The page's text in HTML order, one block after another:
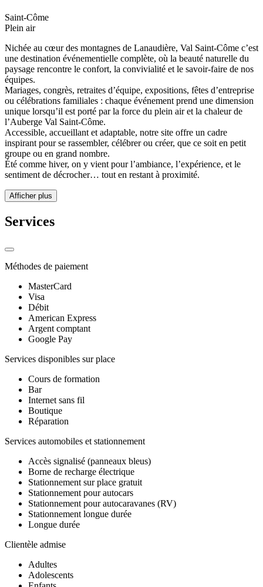
Saint-Côme
Plein air
Nichée au cœur des montagnes de Lanaudière, Val Saint-Côme c’est
une destination événementielle complète, où la beauté naturelle du
paysage rencontre le confort, la convivialité et le savoir-faire de nos
équipes.
Mariages, congrès, retraites d’équipe, expositions, fêtes d’entreprise
ou célébrations familiales : chaque événement prend une dimension
unique lorsqu’il est porté par la force du plein air et la chaleur de
l’Auberge Val Saint-Côme.
Accessible, accueillant et adaptable, notre site offre un cadre
inspirant pour se rassembler, célébrer ou créer, que ce soit en petit
groupe ou en grand nombre.
Été comme hiver, on y vient pour l’ambiance, l’expérience, et le
sentiment de décrocher… tout en restant à proximité.
Afficher plus
Services
Méthodes de paiement
MasterCard
Visa
Débit
American Express
Argent comptant
Google Pay
Services disponibles sur place
Cours de formation
Bar
Internet sans fil
Boutique
Réparation
Services automobiles et stationnement
Accès signalisé (panneaux bleus)
Borne de recharge électrique
Stationnement sur place gratuit
Stationnement pour autocars
Stationnement pour autocaravanes (RV)
Stationnement longue durée
Longue durée
Clientèle admise
Adultes
Adolescents